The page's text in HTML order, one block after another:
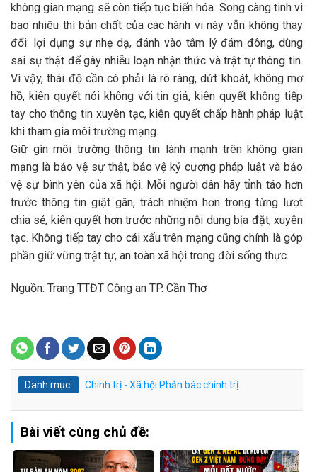
không gian mạng sẽ còn tiếp tục biến hóa. Song càng tinh vi
bao nhiêu thì bản chất của các hành vi này vẫn không thay
đổi: lợi dụng sự nhẹ dạ, đánh vào tâm lý đám đông, dùng
sai sự thật để gây nhiễu loạn nhận thức và trật tự thông tin.
Vì vậy, thái độ cần có phải là rõ ràng, dứt khoát, không mơ
hồ, kiên quyết nói không với tin giả, kiên quyết không tiếp
tay cho thông tin xuyên tạc, kiên quyết chấp hành pháp luật
khi tham gia môi trường mạng.
Giữ gìn môi trường thông tin lành mạnh trên không gian
mạng là bảo vệ sự thật, bảo vệ kỷ cương pháp luật và bảo
vệ sự bình yên của xã hội. Mỗi người dân hãy tỉnh táo hơn
trước thông tin giật gân, trách nhiệm hơn trong từng lượt
chia sẻ, kiên quyết hơn trước những nội dung bịa đặt, xuyên
tạc. Không tiếp tay cho cái xấu trên mạng cũng chính là góp
phần giữ vững trật tự, an toàn xã hội trong đời sống thực.
Nguồn: Trang TTĐT Công an TP. Cần Thơ
Danh mục: Chính trị - Xã hội Phản bác chính trị
Bài viết cùng chủ đề: